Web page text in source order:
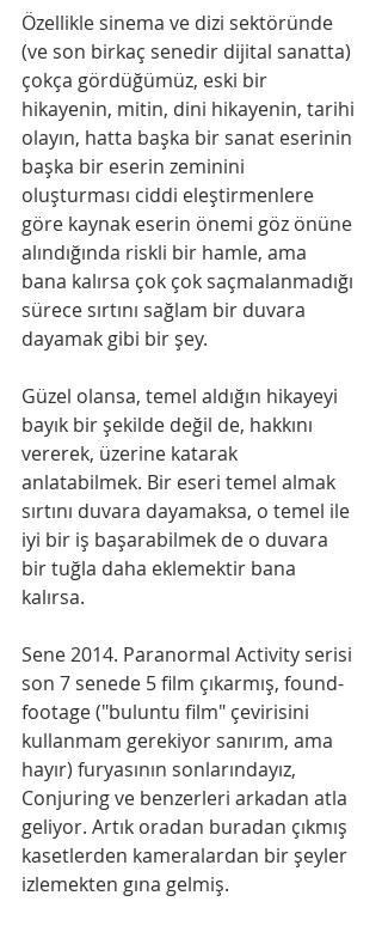
Özellikle sinema ve dizi sektöründe
(ve son birkaç senedir dijital sanatta)
çokça gördüğümüz, eski bir
hikayenin, mitin, dini hikayenin, tarihi
olayın, hatta başka bir sanat eserinin
başka bir eserin zeminini
oluşturması ciddi eleştirmenlere
göre kaynak eserin önemi göz önüne
alındığında riskli bir hamle, ama
bana kalırsa çok çok saçmalanmadığı
sürece sırtını sağlam bir duvara
dayamak gibi bir şey.
Güzel olansa, temel aldığın hikayeyi
bayık bir şekilde değil de, hakkını
vererek, üzerine katarak
anlatabilmek. Bir eseri temel almak
sırtını duvara dayamaksa, o temel ile
iyi bir iş başarabilmek de o duvara
bir tuğla daha eklemektir bana
kalırsa.
Sene 2014. Paranormal Activity serisi
son 7 senede 5 film çıkarmış, found-
footage ("buluntu film" çevirisini
kullanmam gerekiyor sanırım, ama
hayır) furyasının sonlarındayız,
Conjuring ve benzerleri arkadan atla
geliyor. Artık oradan buradan çıkmış
kasetlerden kameralardan bir şeyler
izlemekten gına gelmiş.